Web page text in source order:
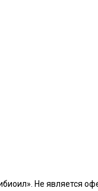
Не является